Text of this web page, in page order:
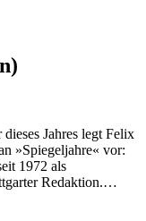
Jahres legt Felix
»Spiegeljahre« vor:
1972 als
Redaktion.…